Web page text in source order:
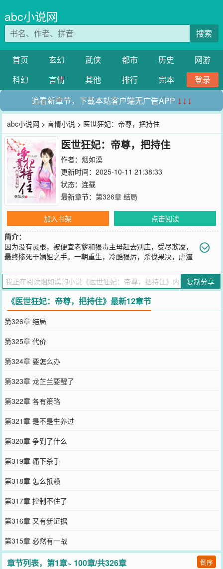
abc小说网
搜索
首页 玄幻 武侠 都市 历史
网游
科幻
言情 其他 排行 完本
登录
追看新章节，下载本站客户端无广告APP ↓↓↓
abc小说网 >言情小说 > 医世狂妃：帝尊，把持住
医世狂妃：帝尊，把持住
作者： 烟如漠
更新时间：2025-10-11 21:38:33
状态：连载
最新章节： 第326章 结局
加入书架
点击阅读
简介：
因为没有灵根，被便宜老爹和狠毒主母赶去别庄，受尽欺凌，
最终惨死于嫡姐之手。一朝重生，冷酷狠厉，杀伐果决，虐渣
疗系统操纵自如，赴约医术治病救人，无可匹敌，风华无限，光芒万
丈，凤舞九天，傲对人世，不服，来战！偏偏有个更加狂傲的家伙，
就是认定了她，亲亲摸摸抱抱，按倒，脱衣服。“娘子，天色不早，安
歇了吧！”帝尊大人厚颜无耻地自动忽视窗外那正升起的骄阳，色迷迷
地说。傲娇王妃忍无可忍，一脚踹飞：“再把持不住，我废除了你的好
兄弟！”
您要是觉得《
QQ群和微博微信里的朋友推荐哦！
复制分享
《医世狂妃：帝尊，把持住》最新12章节
第326章 结局
第325章 代价
第324章 要怎么办
第323章 龙芷兰要醒了
第322章 各有策略
第321章 是不是生养过
第320章 争到了什么
第319章 痛下杀手
第318章 怎么抵赖
第317章 控制不住了
第316章 又有新证据
第315章 必然有一战
章节列表，第1章~ 100章/共326章 倒序